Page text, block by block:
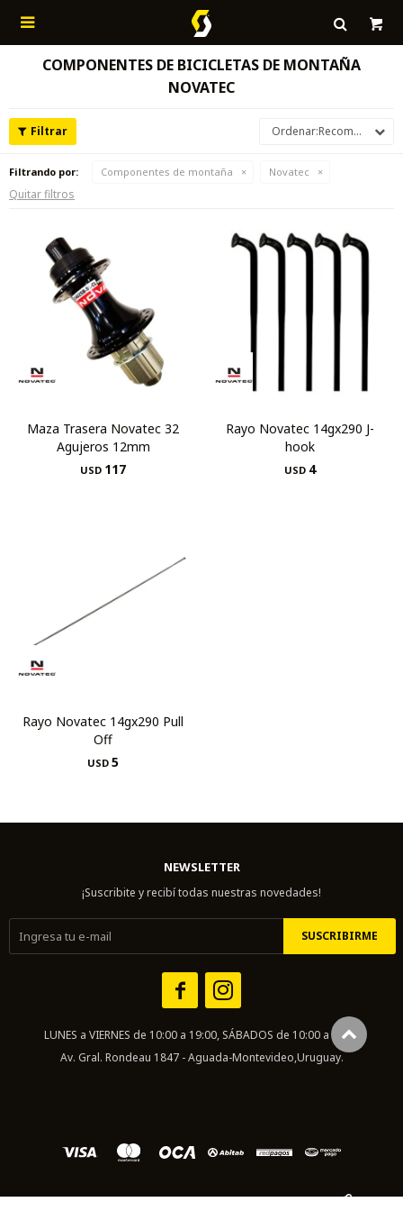

COMPONENTES DE BICICLETAS DE MONTAÑA
NOVATEC
Recomendados
Filtrando por: Componentes de montaña Novatec
Quitar filtros
Maza Trasera Novatec 32
Agujeros 12mm
USD 117
Rayo Novatec 14gx290 J-
hook
USD 4
Rayo Novatec 14gx290 Pull
Off
USD 5
NEWSLETTER
¡Suscribite y recibí todas nuestras novedades!
SUSCRIBIRME
 
LUNES a VIERNES de 10:00 a 19:00, SÁBADOS de 10:00 a 14:00
Av. Gral. Rondeau 1847 - Aguada-Montevideo,Uruguay.